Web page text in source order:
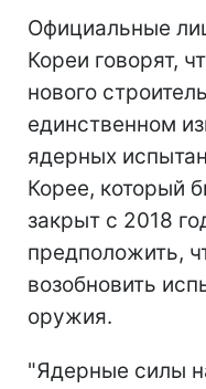
Официальные
Кореи говорят,
нового
единственном
ядерных
Корее, который
закрыт с 2018
предположить,
возобновить
оружия.
"Ядерные силы